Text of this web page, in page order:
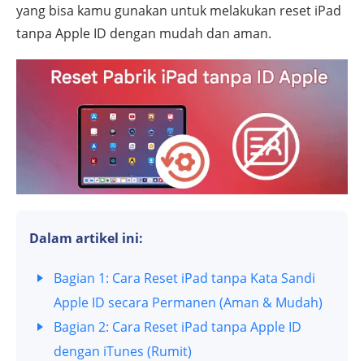
yang bisa kamu gunakan untuk melakukan reset iPad
tanpa Apple ID dengan mudah dan aman.
Dalam artikel ini:
Bagian 1: Cara Reset iPad tanpa Kata Sandi
Apple ID secara Permanen (Aman & Mudah)
Bagian 2: Cara Reset iPad tanpa Apple ID
dengan iTunes (Rumit)